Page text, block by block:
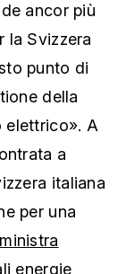
ancor più
la Svizzera
punto di
della
elettrico». A
a
italiana
per una
energie